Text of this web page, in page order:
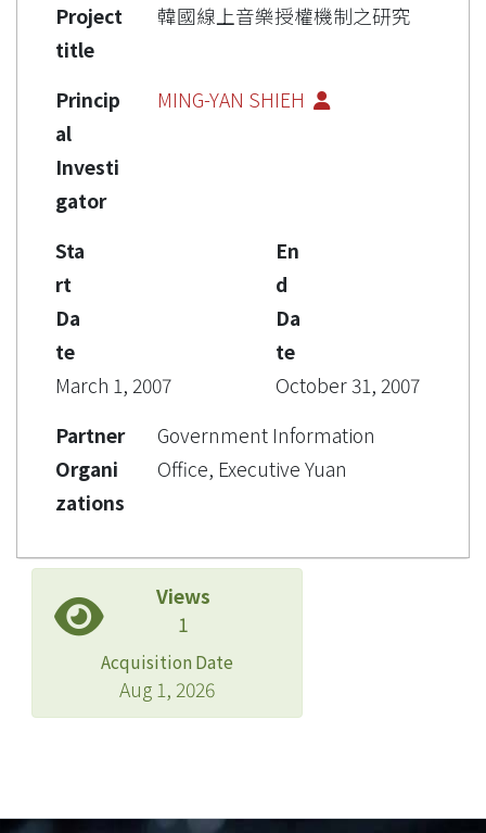
Project
title
韓國線上音樂授權機制之研究
Princip
al
Investi
gator
MING-YAN SHIEH
Sta
rt
Da
te
March 1, 2007
En
d
Da
te
October 31, 2007
Partner
Organi
zations
Government Information
Office, Executive Yuan
Views
1
Acquisition Date
Aug 1, 2026